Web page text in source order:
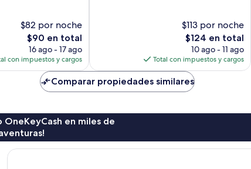
$82 por noche
El
precio
actual
es
$90 en total
16 ago - 17 ago
con impuestos y cargos
$113 por noche
El
precio
actual
es
de
$124
$124 en total
10 ago - 11 ago
Total con impuestos y cargos
Comparar propiedades similares
en miles de